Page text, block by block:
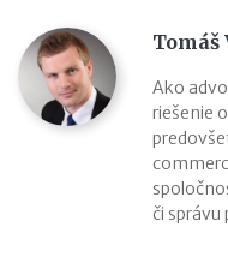
Tomáš
Ako
riešenie
či správu